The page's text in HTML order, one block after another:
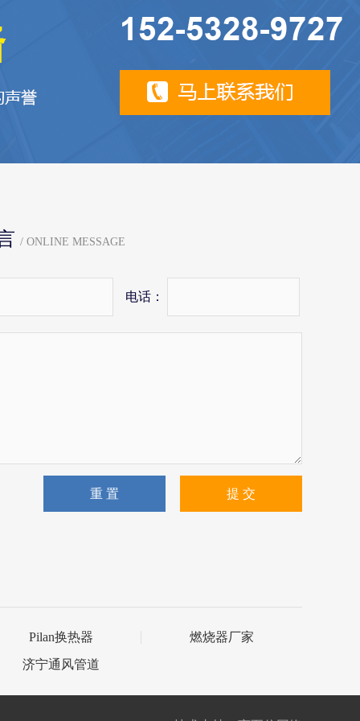
/ ONLINE MESSAGE
电话：
重 置 提 交
Pilan换热器
燃烧器厂家
济宁通风管道